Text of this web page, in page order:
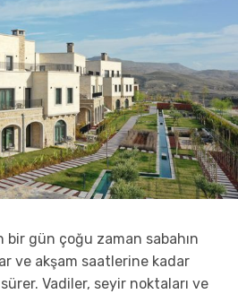
bir gün çoğu zaman sabahın
ve akşam saatlerine kadar
Vadiler, seyir noktaları ve